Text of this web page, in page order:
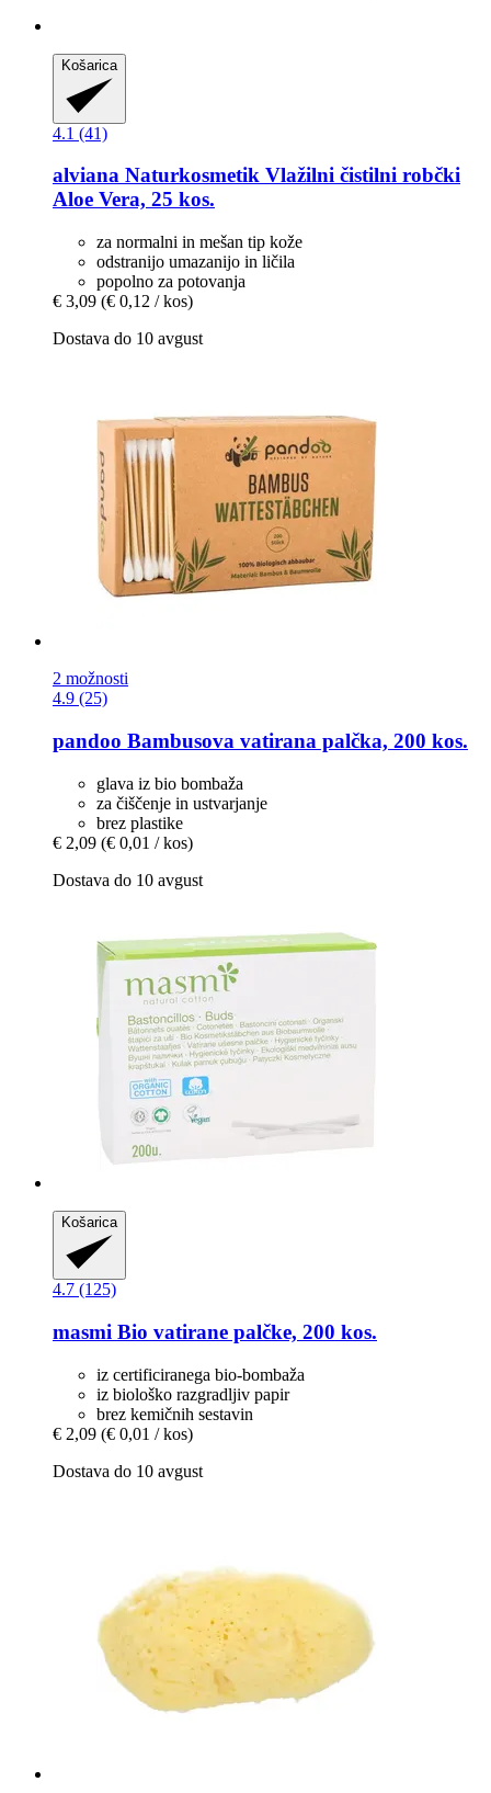
Košarica
4.1 (41)
alviana Naturkosmetik Vlažilni čistilni robčki
Aloe Vera, 25 kos.
za normalni in mešan tip kože
odstranijo umazanijo in ličila
popolno za potovanja
€ 3,09 (€ 0,12 / kos)
Dostava do 10 avgust
2 možnosti
4.9 (25)
pandoo Bambusova vatirana palčka, 200 kos.
glava iz bio bombaža
za čiščenje in ustvarjanje
brez plastike
€ 2,09 (€ 0,01 / kos)
Dostava do 10 avgust
Košarica
4.7 (125)
masmi Bio vatirane palčke, 200 kos.
iz certificiranega bio-bombaža
iz biološko razgradljiv papir
brez kemičnih sestavin
€ 2,09 (€ 0,01 / kos)
Dostava do 10 avgust